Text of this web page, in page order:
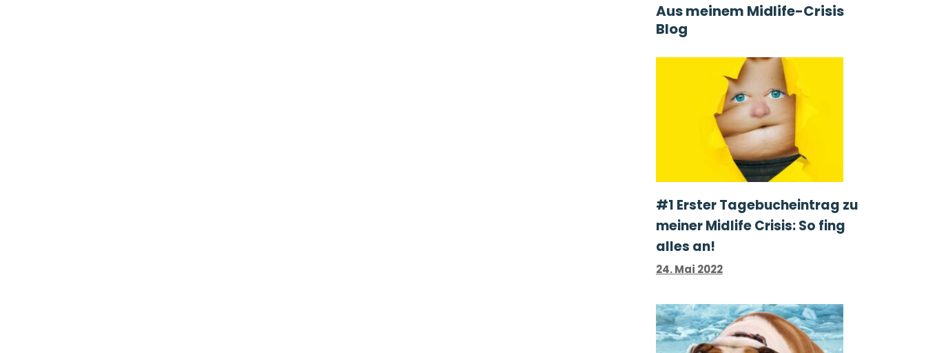
Aus meinem Midlife-Crisis
Blog
#1 Erster Tage­buch­ein­trag zu
meiner Midlife Crisis: So fing
alles an!
24. Mai 2022